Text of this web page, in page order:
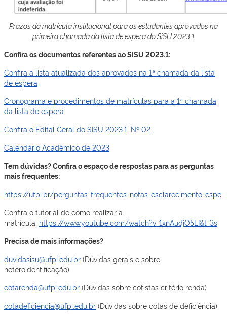
Prazos da matrícula institucional para os estudantes aprovados na
primeira chamada da lista de espera do SiSU 2023.1
Confira os documentos referentes ao SISU 2023.1:
Confira a lista atualizada dos aprovados na 1ª chamada da lista
de espera
Cronograma e procedimentos de matrículas para a 1ª chamada
da lista de espera
Confira o Edital Geral do SISU 2023.1, Nº 02
Calendário Acadêmico de 2023
Tem dúvidas? Confira o espaço de respostas para as perguntas
mais frequentes:
https://ufpi.br/perguntas-frequentes-notas-esclarecimento-cspe
Confira o tutorial de como realizar a
matrícula: https://www.youtube.com/watch?v=1xnAudjO5LI&t=3s
Precisa de mais informações?
duvidasisu@ufpi.edu.br (Dúvidas gerais e sobre
heteroidentificação)
cotarenda@ufpi.edu.br (Dúvidas sobre cotistas critério renda)
cotadeficiencia@ufpi.edu.br (Dúvidas sobre cotas de deficiência)